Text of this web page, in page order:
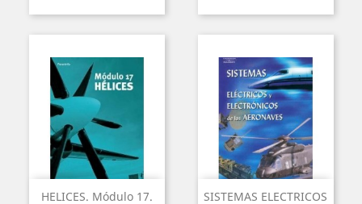
HELICES. Módulo 17.
SISTEMAS ELECTRICOS